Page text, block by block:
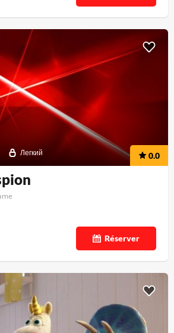
Легкий 0.0
Réserver